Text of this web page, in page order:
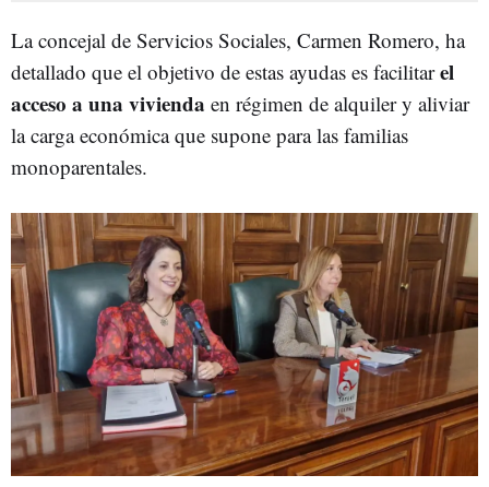
La concejal de Servicios Sociales, Carmen Romero, ha
detallado que el objetivo de estas ayudas es facilitarel
acceso a una vivienda en régimen de alquiler y aliviar
la carga económica que supone para las familias
monoparentales.